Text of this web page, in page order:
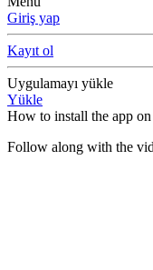
Giriş yap
Kayıt ol
Uygulamayı yükle
Yükle
How to install the app
Follow along with the